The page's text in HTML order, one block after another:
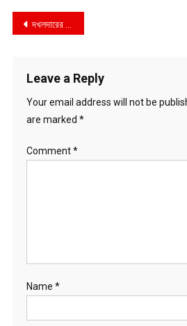
Post
দখলদারের নাম নিয়ে চিন্তিত না, সবাইকে ছেড়ে দিতে হবে- ঢাদসিক মেয়র ব্যারিস্টার শেখ তাপস
Leave a Reply
Your email address will not be
are marked *
Comment*
Name *